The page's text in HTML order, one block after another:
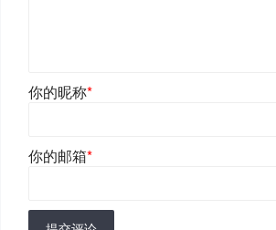
你的昵称*
你的邮箱*